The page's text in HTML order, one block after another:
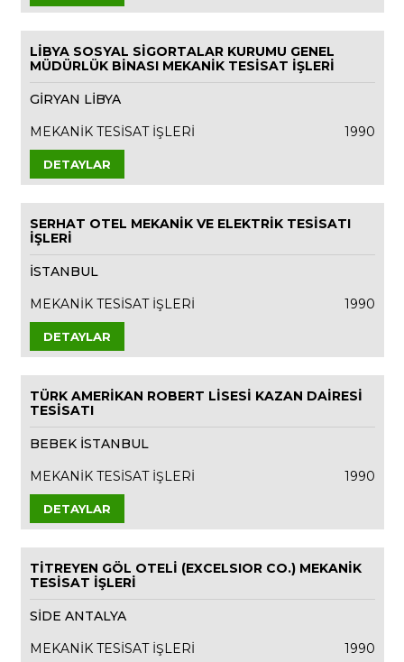
LİBYA SOSYAL SİGORTALAR KURUMU GENEL
MÜDÜRLÜK BİNASI MEKANİK TESİSAT İŞLERİ
GİRYAN LİBYA
MEKANİK TESİSAT İŞLERİ
1990
DETAYLAR
SERHAT OTEL MEKANİK VE ELEKTRİK TESİSATI
İŞLERİ
İSTANBUL
MEKANİK TESİSAT İŞLERİ
1990
DETAYLAR
TÜRK AMERİKAN ROBERT LİSESİ KAZAN DAİRESİ
TESİSATI
BEBEK İSTANBUL
MEKANİK TESİSAT İŞLERİ
1990
DETAYLAR
TİTREYEN GÖL OTELİ (EXCELSIOR CO.) MEKANİK
TESİSAT İŞLERİ
SİDE ANTALYA
MEKANİK TESİSAT İŞLERİ
1990